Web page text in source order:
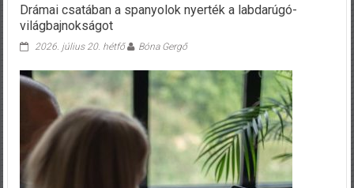
Drámai csatában a spanyolok nyerték a labdarúgó-
világbajnokságot
2026. július 20. hétfő Bóna Gergő